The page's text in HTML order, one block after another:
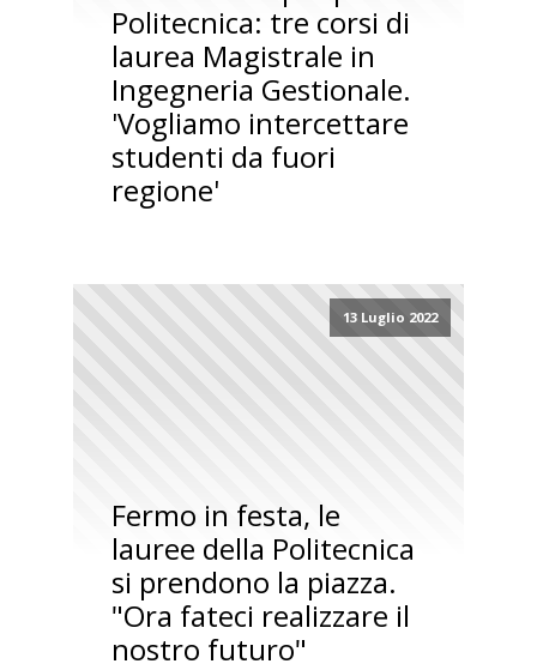
Politecnica: tre corsi di
laurea Magistrale in
Ingegneria Gestionale.
'Vogliamo intercettare
studenti da fuori
regione'
13 Luglio 2022
Fermo in festa, le
lauree della Politecnica
si prendono la piazza.
"Ora fateci realizzare il
nostro futuro"